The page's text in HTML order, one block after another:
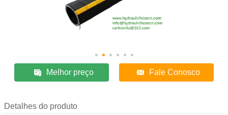
Melhor preço Fale Conosco
Detalhes do produto